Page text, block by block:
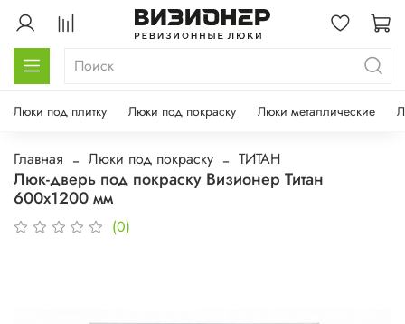
Люки под плитку Люки под покраску Люки металлические
Главная Люки под покраску ТИТАН
Люк-дверь под покраску Визионер Титан
600х1200 мм
(0)